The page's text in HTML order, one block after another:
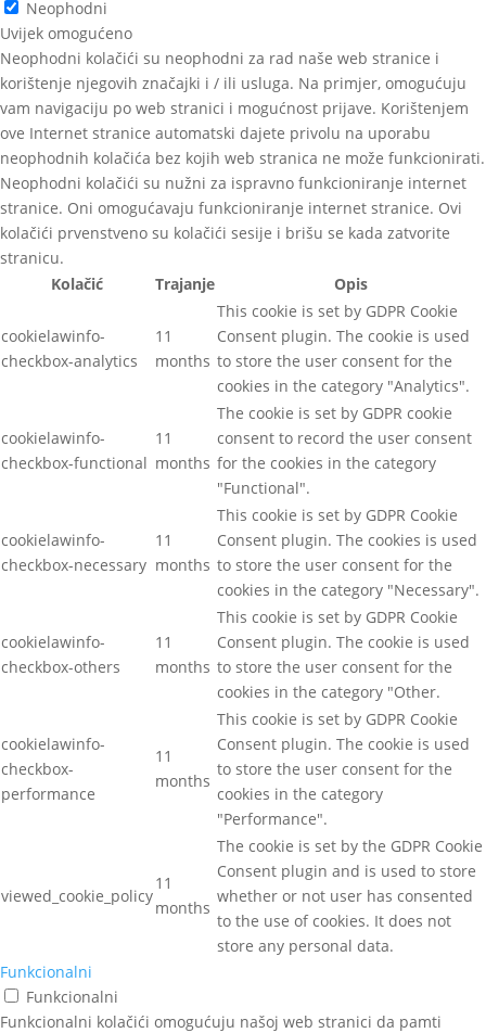
Neophodni
Uvijek omogućeno
Neophodni kolačići su neophodni za rad naše web stranice i
korištenje njegovih značajki i / ili usluga. Na primjer, omogućuju
vam navigaciju po web stranici i mogućnost prijave. Korištenjem
ove Internet stranice automatski dajete privolu na uporabu
neophodnih kolačića bez kojih web stranica ne može funkcionirati.
Neophodni kolačići su nužni za ispravno funkcioniranje internet
stranice. Oni omogućavaju funkcioniranje internet stranice. Ovi
kolačići prvenstveno su kolačići sesije i brišu se kada zatvorite
stranicu.
Kolačić
Trajanje Opis
cookielawinfo-
checkbox-analytics
11
months
This cookie is set by GDPR Cookie
Consent plugin. The cookie is used
to store the user consent for the
cookies in the category "Analytics".
cookielawinfo-
checkbox-functional
11
months
The cookie is set by GDPR cookie
consent to record the user consent
for the cookies in the category
"Functional".
cookielawinfo-
checkbox-necessary
11
months
This cookie is set by GDPR Cookie
Consent plugin. The cookies is used
to store the user consent for the
cookies in the category "Necessary".
cookielawinfo-
checkbox-others
11
months
This cookie is set by GDPR Cookie
Consent plugin. The cookie is used
to store the user consent for the
cookies in the category "Other.
cookielawinfo-
checkbox-
performance
11
months
This cookie is set by GDPR Cookie
Consent plugin. The cookie is used
to store the user consent for the
cookies in the category
"Performance".
viewed_cookie_policy
11
months
The cookie is set by the GDPR Cookie
Consent plugin and is used to store
whether or not user has consented
to the use of cookies. It does not
store any personal data.
Funkcionalni
Funkcionalni
Funkcionalni kolačići omogućuju našoj web stranici da pamti